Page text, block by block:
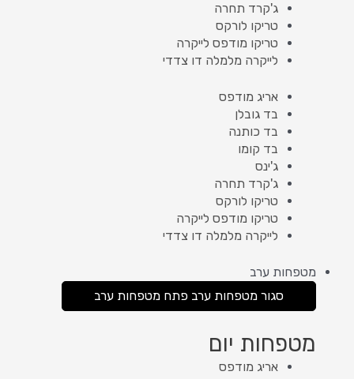
ג'קרד תחרה
טריקו לורקס
טריקו מודפס לייקרה
לייקרה מלמלה דו צדדי
אריג מודפס
בד גובלן
בד כותנה
בד קומו
ג'ינס
ג'קרד תחרה
טריקו לורקס
טריקו מודפס לייקרה
לייקרה מלמלה דו צדדי
מטפחות ערב
סגור מטפחות ערב פתח מטפחות ערב
מטפחות יום
אריג מודפס